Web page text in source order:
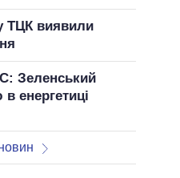
ТЦК виявили
Зеленський
енергетиці